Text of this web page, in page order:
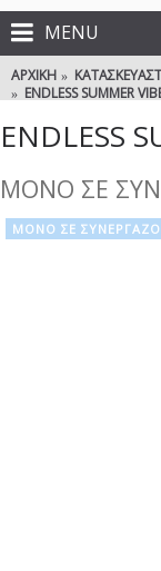
MENU
ΑΡΧΙΚΉ
ENDLESS SUMMER
ΜΟΝΟ ΣΕ
ΜΟΝΟ ΣΕ